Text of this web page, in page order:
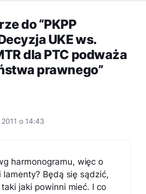
do “PKPP
UKE ws.
dla PTC podważa
prawnego”
o 14:43
harmonogramu, więc o
lamenty? Będą się sądzić,
taki jaki powinni mieć. I co